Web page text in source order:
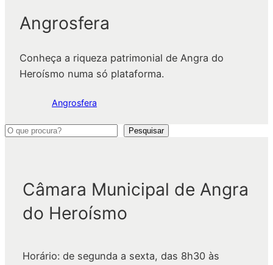
Angrosfera
Conheça a riqueza patrimonial de Angra do
Heroísmo numa só plataforma.
Angrosfera
P
Pesquisar
Câmara Municipal de Angra
do Heroísmo
Horário: de segunda a sexta, das 8h30 às